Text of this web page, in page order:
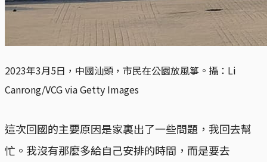
2023年3月5日，中國汕頭，市民在公園放風箏。攝：Li
Canrong/VCG via Getty Images
這次回國的主要原因是家裏出了一些問題，我回去幫
忙。我沒有那麼多給自己安排的時間，而是要去